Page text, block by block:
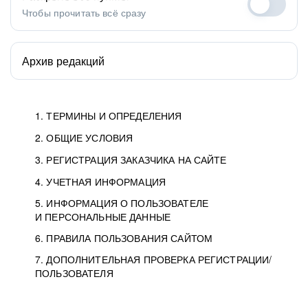
1. ТЕРМИНЫ И ОПРЕДЕЛЕНИЯ
2. ОБЩИЕ УСЛОВИЯ
3. РЕГИСТРАЦИЯ ЗАКАЗЧИКА НА САЙТЕ
4. УЧЕТНАЯ ИНФОРМАЦИЯ
5. ИНФОРМАЦИЯ О ПОЛЬЗОВАТЕЛЕ
И ПЕРСОНАЛЬНЫЕ ДАННЫЕ
6. ПРАВИЛА ПОЛЬЗОВАНИЯ САЙТОМ
7. ДОПОЛНИТЕЛЬНАЯ ПРОВЕРКА РЕГИСТРАЦИИ/
ПОЛЬЗОВАТЕЛЯ
Чтобы прочитать всё сразу
Архив редакций